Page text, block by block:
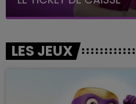
LES JEUX